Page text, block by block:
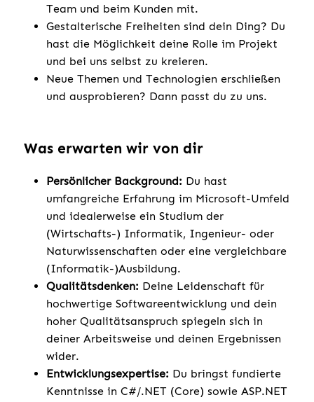
Team und beim Kunden mit.
Gestalterische Freiheiten sind dein Ding? Du
hast die Möglichkeit deine Rolle im Projekt
und bei uns selbst zu kreieren.
Neue Themen und Technologien erschließen
und ausprobieren? Dann passt du zu uns.
Was erwarten wir von dir
Persönlicher Background: Du hast
umfangreiche Erfahrung im Microsoft-Umfeld
und idealerweise ein Studium der
(Wirtschafts-) Informatik, Ingenieur- oder
Naturwissenschaften oder eine vergleichbare
(Informatik-)Ausbildung.
Qualitätsdenken: Deine Leidenschaft für
hochwertige Softwareentwicklung und dein
hoher Qualitätsanspruch spiegeln sich in
deiner Arbeitsweise und deinen Ergebnissen
wider.
Entwicklungsexpertise: Du bringst fundierte
Kenntnisse in C#/.NET (Core) sowie ASP.NET